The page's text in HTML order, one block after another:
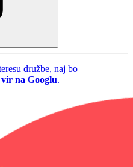
družbe, naj bo
na Googlu.